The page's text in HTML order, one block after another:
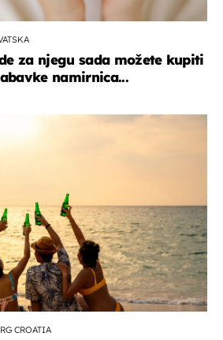
za njegu sada možete kupiti
namirnica...
CROATIA